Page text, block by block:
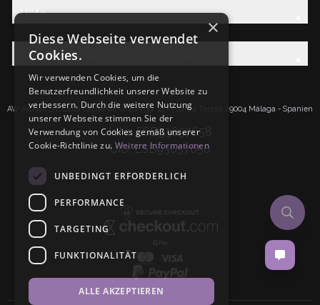
Hilfe
Entdecken Sie die AW-Familie
AW Artisan S.L.Calle Caleta de Velez n39, 41 PI Santa Tereza 29004 Málaga - Spanien
IdNr: ESB93657658
UID: ESB93657658
×
Diese Webseite verwendet
Cookies.
Wir verwenden Cookies, um die
Benutzerfreundlichkeit unserer Website zu
verbessern. Durch die weitere Nutzung
unserer Webseite stimmen Sie der
Verwendung von Cookies gemäß unserer
Cookie-Richtlinie zu. Weitere Informationen
UNBEDINGT ERFORDERLICH
PERFORMANCE
TARGETING
FUNKTIONALITÄT
ALLE AKZEPTIEREN